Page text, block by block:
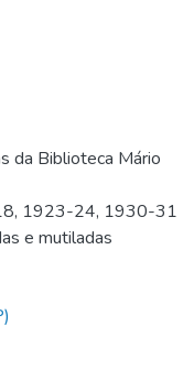
da Biblioteca Mário
1923-24, 1930-31
e mutiladas